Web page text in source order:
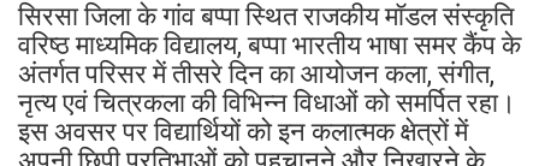
सिरसा जिला के गांव बप्पा स्थित राजकीय मॉडल संस्कृति
वरिष्ठ माध्यमिक विद्यालय, बप्पा भारतीय भाषा समर कैंप के
अंतर्गत परिसर में तीसरे दिन का आयोजन कला, संगीत,
नृत्य एवं चित्रकला की विभिन्न विधाओं को समर्पित रहा।
इस अवसर पर विद्यार्थियों को इन कलात्मक क्षेत्रों में